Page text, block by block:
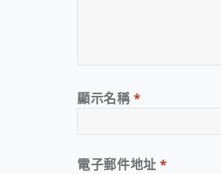
顯示名稱*
電子郵件地址*